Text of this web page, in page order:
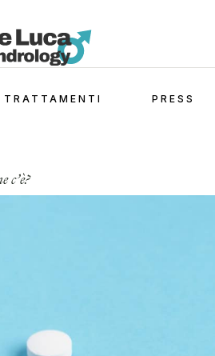
TRATTAMENTI PRESS
c’è?